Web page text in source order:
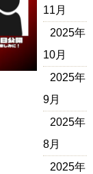
11月
2025年
10月
2025年
9月
2025年
8月
2025年